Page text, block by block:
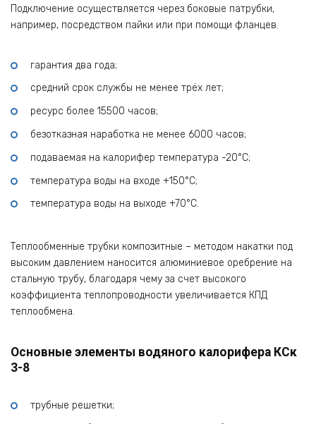
Подключение осуществляется через боковые патрубки,
например, посредством пайки или при помощи фланцев.
гарантия два года;
средний срок службы не менее трёх лет;
ресурс более 15500 часов;
безотказная наработка не менее 6000 часов;
подаваемая на калорифер температура -20°С;
температура воды на входе +150°С;
температура воды на выходе +70°С.
Теплообменные трубки композитные – методом накатки под
высоким давлением наносится алюминиевое оребрение на
стальную трубу, благодаря чему за счет высокого
коэффициента теплопроводности увеличивается КПД
теплообмена.
Основные элементы водяного калорифера КСк
3-8
трубные решетки;